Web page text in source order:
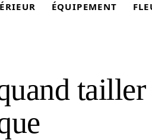
ÉQUIPEMENT
tailler